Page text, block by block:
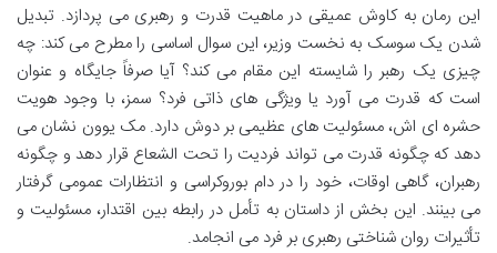
این رمان به کاوش عمیقی در ماهیت قدرت و رهبری می پردازد. تبدیل
شدن یک سوسک به نخست وزیر، این سوال اساسی را مطرح می کند: چه
چیزی یک رهبر را شایسته این مقام می کند؟ آیا صرفاً جایگاه و عنوان
است که قدرت می آورد یا ویژگی های ذاتی فرد؟ سمز، با وجود هویت
حشره ای اش، مسئولیت های عظیمی بر دوش دارد. مک یوون نشان می
دهد که چگونه قدرت می تواند فردیت را تحت الشعاع قرار دهد و چگونه
رهبران، گاهی اوقات، خود را در دام بوروکراسی و انتظارات عمومی گرفتار
می بینند. این بخش از داستان به تأمل در رابطه بین اقتدار، مسئولیت و
تأثیرات روان شناختی رهبری بر فرد می انجامد.